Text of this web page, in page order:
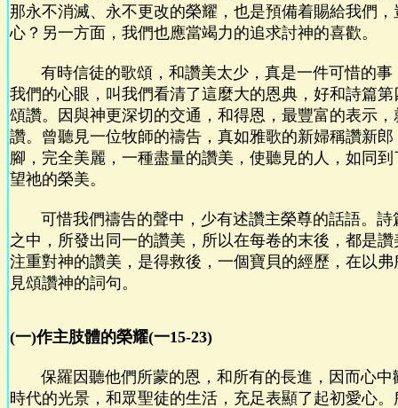
那永不消滅、永不更改的榮耀，也是預備着賜給我們
心？另一方面，我們也應當竭力的追求討神的喜歡。
有時信徒的歌頌，和讚美太少，真是一件可惜的事
我們的心眼，叫我們看清了這麼大的恩典，好和詩篇
頌讚。因與神更深切的交通，和得恩，最豐富的表示
讚。曾聽見一位牧師的禱告，真如雅歌的新婦稱讚新
腳，完全美麗，一種盡量的讚美，使聽見的人，如同
望祂的榮美。
可惜我們禱告的聲中，少有述讚主榮尊的話語。詩
之中，所發出同一的讚美，所以在每卷的末後，都是
注重對神的讚美，是得救後，一個寶貝的經歷，在以
見頌讚神的詞句。
(一)作主肢體的榮耀(一15-23)
保羅因聽他們所蒙的恩，和所有的長進，因而心中
時代的光景，和眾聖徒的生活，充足表顯了起初愛心